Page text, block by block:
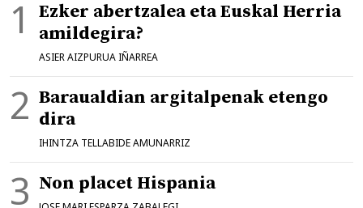
Ezker abertzalea eta Euskal Herria
amildegira?
ASIER AIZPURUA IÑARREA
Baraualdian argitalpenak etengo
dira
IHINTZA TELLABIDE AMUNARRIZ
Non placet Hispania